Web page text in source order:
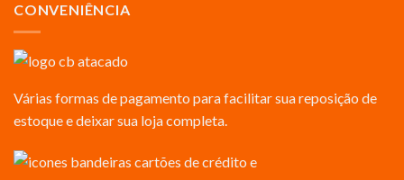
CONVENIÊNCIA
Várias formas de pagamento para facilitar sua reposição de
estoque e deixar sua loja completa.